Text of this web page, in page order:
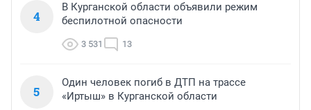
4
В Курганской области объявили режим
беспилотной опасности
3 531 13
5
Один человек погиб в ДТП на трассе
«Иртыш» в Курганской области